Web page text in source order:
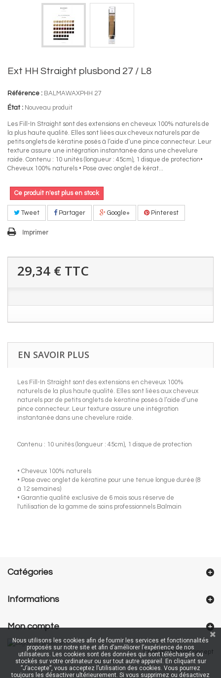
Ext HH Straight plusbond 27 / L8
Référence : BALMAWAXPHH 27
État : Nouveau produit
Les Fill-In Straight sont des extensions en cheveux 100% naturels de
la plus haute qualité. Elles sont liées aux cheveux naturels par de
petits onglets de kératine posés à l’aide d’une pince connecteur. Leur
texture assure une intégration instantanée dans une chevelure
raide. Contenu : 10 unités (longueur : 45cm), 1 disque de protection•
Cheveux 100% naturels • Pose avec onglet de kérat...
Ce produit n'est plus en stock
Tweet Partager Google+ Pinterest
Imprimer
29,34 € TTC
EN SAVOIR PLUS
Les Fill-In Straight sont des extensions en cheveux 100%
naturels de la plus haute qualité. Elles sont liées aux cheveux
naturels par de petits onglets de kératine posés à l’aide d’une
pince connecteur. Leur texture assure une intégration
instantanée dans une chevelure raide.
Contenu : 10 unités (longueur : 45cm), 1 disque de protection
• Cheveux 100% naturels
• Pose avec onglet de kératine pour une tenue longue durée (8
à 12 semaines)
• Garantie qualité exclusive de 6 mois sous réserve de
l'utilisation de la gamme de soins professionnels Balmain
Catégories
Informations
Mon compte
Créé par NageoConcept
Nous utilisons les cookies afin de fournir les services et fonctionnalités
proposés sur notre site et afin d’améliorer l’expérience de nos
utilisateurs. Les cookies sont des données qui sont téléchargés ou
stockés sur votre ordinateur ou sur tout autre appareil. En cliquant sur
”J’accepte”, vous acceptez l’utilisation des cookies. Vous pourrez
toujours les désactiver ultérieurement. Si vous supprimez ou désactivez